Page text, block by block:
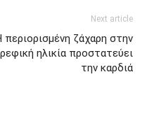
Next article
περιορισμένη ζάχαρη στην
ηλικία προστατεύει
την καρδιά